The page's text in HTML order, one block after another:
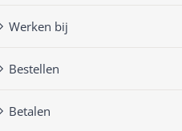
Werken bij
Bestellen
Betalen